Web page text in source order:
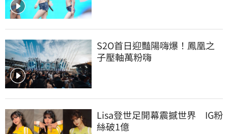
S2O首日迎豔陽嗨爆！鳳凰之
子壓軸萬粉嗨
Lisa登世足開幕震撼世界　IG粉
絲破1億